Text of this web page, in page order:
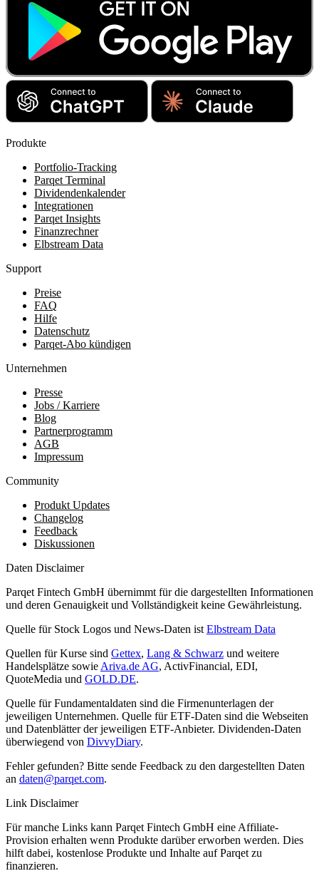
Produkte
Portfolio-Tracking
Parqet Terminal
Dividendenkalender
Integrationen
Parqet Insights
Finanzrechner
Elbstream Data
Support
Preise
FAQ
Hilfe
Datenschutz
Parqet-Abo kündigen
Unternehmen
Presse
Jobs / Karriere
Blog
Partnerprogramm
AGB
Impressum
Community
Produkt Updates
Changelog
Feedback
Diskussionen
Daten Disclaimer
Parqet Fintech GmbH übernimmt für die dargestellten Informationen
und deren Genauigkeit und Vollständigkeit keine Gewährleistung.
Quelle für Stock Logos und News-Daten ist Elbstream Data
Quellen für Kurse sind Gettex, Lang & Schwarz und weitere
Handelsplätze sowie Ariva.de AG, ActivFinancial, EDI,
QuoteMedia und GOLD.DE.
Quelle für Fundamentaldaten sind die Firmenunterlagen der
jeweiligen Unternehmen. Quelle für ETF-Daten sind die Webseiten
und Datenblätter der jeweiligen ETF-Anbieter. Dividenden-Daten
überwiegend von DivvyDiary.
Fehler gefunden? Bitte sende Feedback zu den dargestellten Daten
an daten@parqet.com.
Link Disclaimer
Für manche Links kann Parqet Fintech GmbH eine Affiliate-
Provision erhalten wenn Produkte darüber erworben werden. Dies
hilft dabei, kostenlose Produkte und Inhalte auf Parqet zu
finanzieren.